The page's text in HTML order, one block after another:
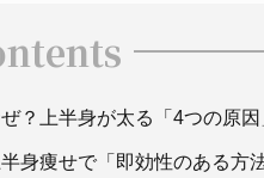
？上半身が太る「4つの原因
半身痩せで「即効性のある方